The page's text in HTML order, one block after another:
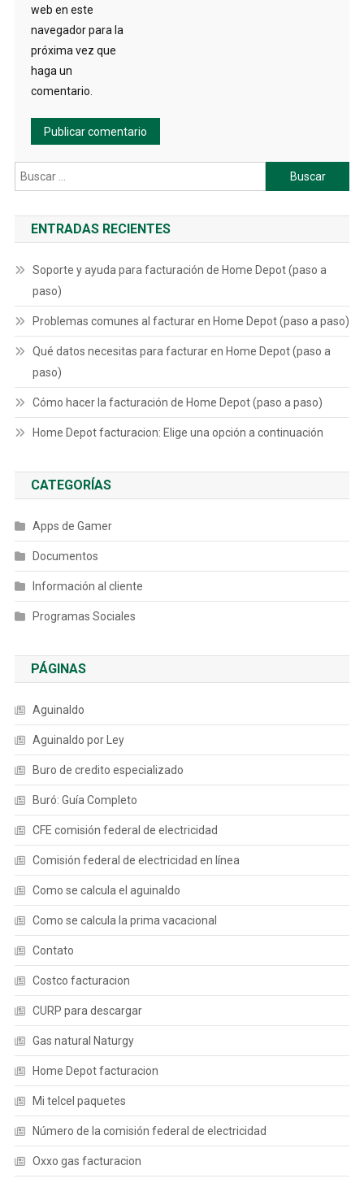
web en este
navegador para la
próxima vez que
haga un
comentario.
Buscar:
ENTRADAS RECIENTES
Soporte y ayuda para facturación de Home Depot (paso a
paso)
Problemas comunes al facturar en Home Depot (paso a paso)
Qué datos necesitas para facturar en Home Depot (paso a
paso)
Cómo hacer la facturación de Home Depot (paso a paso)
Home Depot facturacion: Elige una opción a continuación
CATEGORÍAS
Apps de Gamer
Documentos
Información al cliente
Programas Sociales
PÁGINAS
Aguinaldo
Aguinaldo por Ley
Buro de credito especializado
Buró: Guía Completo
CFE comisión federal de electricidad
Comisión federal de electricidad en línea
Como se calcula el aguinaldo
Como se calcula la prima vacacional
Contato
Costco facturacion
CURP para descargar
Gas natural Naturgy
Home Depot facturacion
Mi telcel paquetes
Número de la comisión federal de electricidad
Oxxo gas facturacion